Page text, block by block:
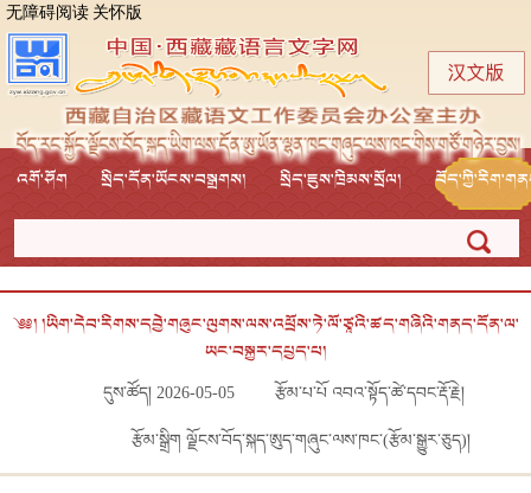
无障碍阅读关怀版
འགོ་ཤོག སྲིད་དོན་ཡོངས་བསྒྲགས། སྲིད་ཇུས་ཁྲིམས་སྲོལ།
༄༅། །ཡིག་དེབ་རིགས་དབྱེ་གཞུང་ལུགས་ལས་འཕྲོས་ཏེ་ལོ་ཙཱའི་ཚད་གཞིའི་གནད་དོན་ལ་
ཡང་བསྐྱར་དཔྱད་པ།
དུས་ཚོད། 2026-05-05 རྩོམ་པ་པོ འབའ་སྟོད་ཚེ་དབང་རྡོ་རྗེ།
རྩོམ་སྒྲིག ལྗོངས་བོད་སྐད་ཨུད་གཞུང་ལས་ཁང་(རྩོམ་སྒྱུར་ཅུད)།